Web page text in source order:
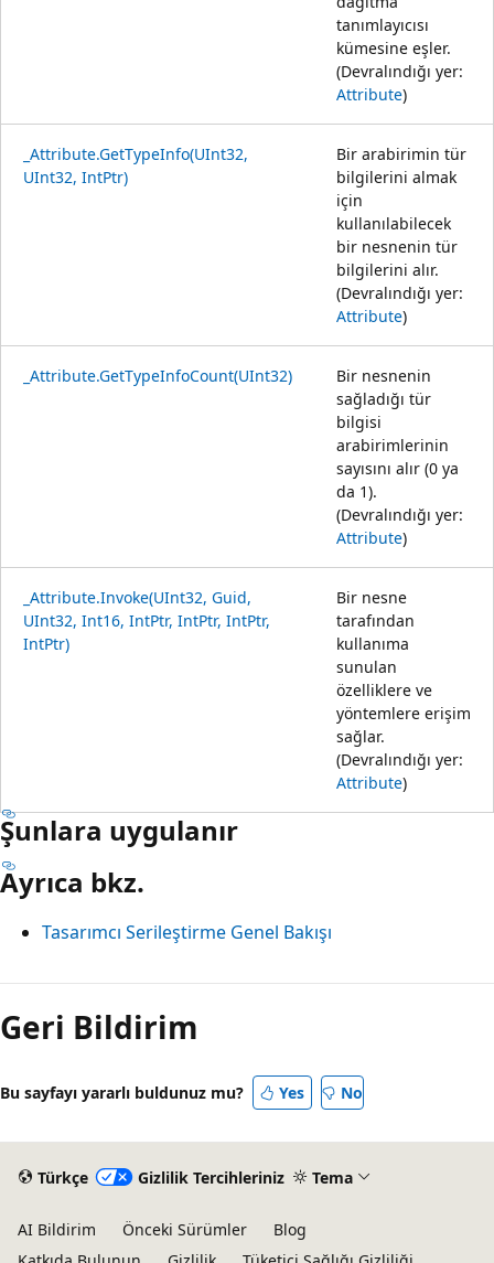
tanımlayıcısı
kümesine eşler.
(Devralındığı yer:
Attribute)
_Attribute.GetTypeInfo(UInt32,
UInt32, IntPtr)
Bir arabirimin tür
bilgilerini almak
için
kullanılabilecek
bir nesnenin tür
bilgilerini alır.
(Devralındığı yer:
Attribute)
_Attribute.GetTypeInfoCount(UInt32)
Bir nesnenin
sağladığı tür
bilgisi
arabirimlerinin
sayısını alır (0 ya
da 1).
(Devralındığı yer:
Attribute)
_Attribute.Invoke(UInt32, Guid,
UInt32, Int16, IntPtr, IntPtr, IntPtr,
IntPtr)
Bir nesne
tarafından
kullanıma
sunulan
özelliklere ve
yöntemlere erişim
sağlar.
(Devralındığı yer:
Attribute)
Şunlara uygulanır
Ayrıca bkz.
Tasarımcı Serileştirme Genel Bakışı
Geri Bildirim
Bu sayfayı yararlı buldunuz mu? Yes No
Türkçe Gizlilik Tercihleriniz Tema
AI Bildirim Önceki Sürümler
Blog